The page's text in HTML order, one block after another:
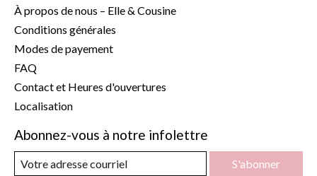
À propos de nous – Elle & Cousine
Conditions générales
Modes de payement
FAQ
Contact et Heures d'ouvertures
Localisation
Abonnez-vous à notre infolettre
S'abonner